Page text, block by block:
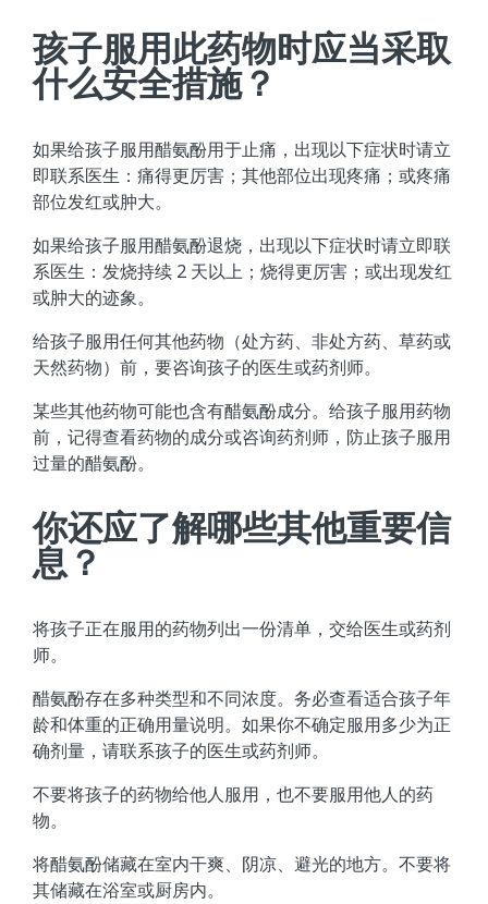
孩子服用此药物时应当采取
什么安全措施？
如果给孩子服用醋氨酚用于止痛，出现以下症状时请立
即联系医生：痛得更厉害；其他部位出现疼痛；或疼痛
部位发红或肿大。
如果给孩子服用醋氨酚退烧，出现以下症状时请立即联
系医生：发烧持续 2 天以上；烧得更厉害；或出现发红
或肿大的迹象。
给孩子服用任何其他药物（处方药、非处方药、草药或
天然药物）前，要咨询孩子的医生或药剂师。
某些其他药物可能也含有醋氨酚成分。给孩子服用药物
前，记得查看药物的成分或咨询药剂师，防止孩子服用
过量的醋氨酚。
你还应了解哪些其他重要信
息？
将孩子正在服用的药物列出一份清单，交给医生或药剂
师。
醋氨酚存在多种类型和不同浓度。务必查看适合孩子年
龄和体重的正确用量说明。如果你不确定服用多少为正
确剂量，请联系孩子的医生或药剂师。
不要将孩子的药物给他人服用，也不要服用他人的药
物。
将醋氨酚储藏在室内干爽、阴凉、避光的地方。不要将
其储藏在浴室或厨房内。